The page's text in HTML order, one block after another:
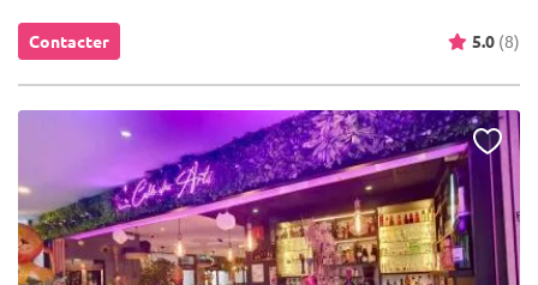
Contacter 5.0 (8)